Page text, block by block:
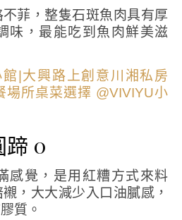
菲，整隻石斑魚肉具有厚
味，最能吃到魚肉鮮美滋
蹄 0
感覺，是用紅糟方式來料
，大大減少入口油膩感，
質。